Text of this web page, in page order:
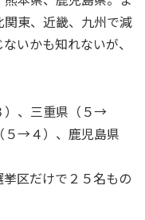
東、近畿、九州で減
いかも知れないが、
、三重県（５→
５→４）、鹿児島県
区だけで２５名もの